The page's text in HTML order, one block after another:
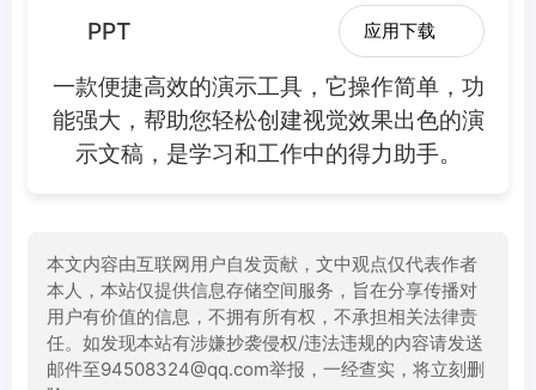
PPT 应用下载
一款便捷高效的演示工具，它操作简单，功
能强大，帮助您轻松创建视觉效果出色的演
示文稿，是学习和工作中的得力助手。
本文内容由互联网用户自发贡献，文中观点仅代表作者
本人，本站仅提供信息存储空间服务，旨在分享传播对
用户有价值的信息，不拥有所有权，不承担相关法律责
任。如发现本站有涉嫌抄袭侵权/违法违规的内容请发送
邮件至94508324@qq.com举报，一经查实，将立刻删